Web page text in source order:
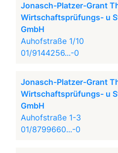
Jonasch-Platzer-Grant
Wirtschaftsprüfungs- u
GmbH
Auhofstraße 1/10
01/9144256...-0
Jonasch-Platzer-Grant
Wirtschaftsprüfungs- u
GmbH
Auhofstraße 1-3
01/8799660...-0